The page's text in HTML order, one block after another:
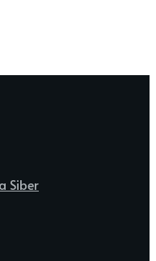
Siber